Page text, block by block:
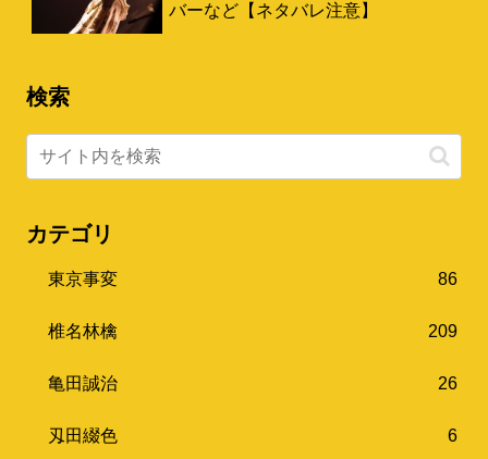
バーなど【ネタバレ注意】
検索
カテゴリ
東京事変 86
椎名林檎 209
亀田誠治 26
刄田綴色 6